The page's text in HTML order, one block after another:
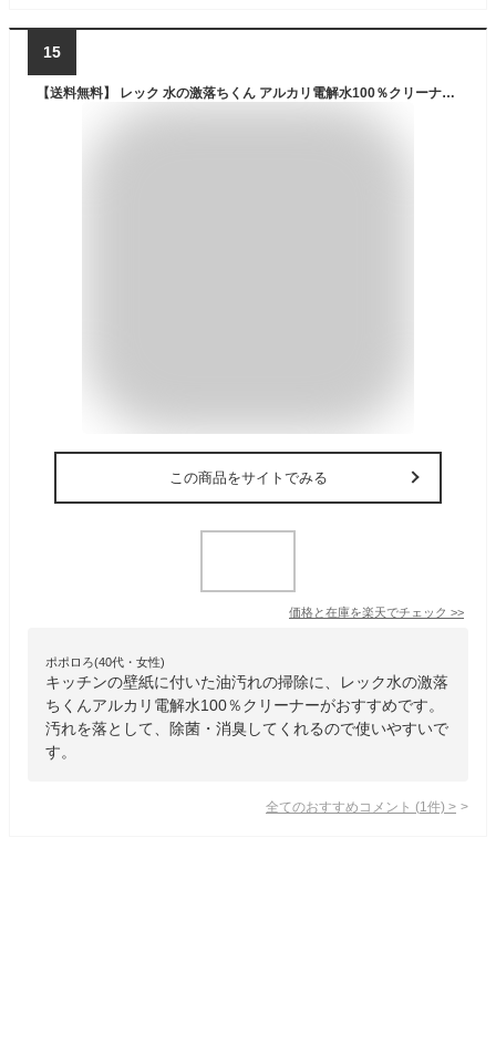
15
【送料無料】 レック 水の激落ちくん アルカリ電解水100％クリーナー 400ml ( 掃除 除菌 スプレー 激落ちくん 激落ち 詰め替え 詰め換え キッチン 台所 レンジ 冷蔵庫 油汚れ トイレ 消臭 汚れ )
この商品をサイトでみる
価格と在庫を楽天でチェック >>
ポポロろ(40代・女性)
キッチンの壁紙に付いた油汚れの掃除に、レック水の激落
ちくんアルカリ電解水100％クリーナーがおすすめです。
汚れを落として、除菌・消臭してくれるので使いやすいで
す。
全てのおすすめコメント (1 件) >